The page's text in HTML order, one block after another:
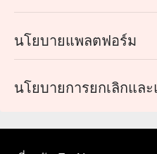
นโยบายแพลตฟอร์ม
นโยบายการยกเลิกแล